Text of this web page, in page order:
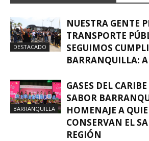
DESTACADO
NUESTRA GENTE
TRANSPORTE
SEGUIMOS
BARRANQUILLA:
BARRANQUILLA
GASES DEL
SABOR
HOMENAJE A
CONSERVAN EL
REGIÓN